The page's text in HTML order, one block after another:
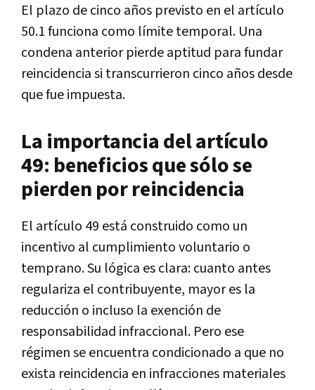
El plazo de cinco años previsto en el artículo
50.1 funciona como límite temporal. Una
condena anterior pierde aptitud para fundar
reincidencia si transcurrieron cinco años desde
que fue impuesta.
La importancia del artículo
49: beneficios que sólo se
pierden por reincidencia
El artículo 49 está construido como un
incentivo al cumplimiento voluntario o
temprano. Su lógica es clara: cuanto antes
regulariza el contribuyente, mayor es la
reducción o incluso la exención de
responsabilidad infraccional. Pero ese
régimen se encuentra condicionado a que no
exista reincidencia en infracciones materiales